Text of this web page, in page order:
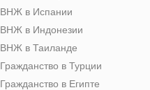
ВНЖ в Испании
ВНЖ в Индонезии
ВНЖ в Таиланде
Гражданство в Турции
Гражданство в Египте